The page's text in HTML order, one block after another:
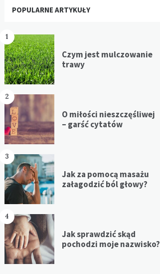
POPULARNE ARTYKUŁY
1
Czym jest mulczowanie
trawy
2
O miłości nieszczęśliwej
– garść cytatów
3
Jak za pomocą masażu
załagodzić ból głowy?
4
Jak sprawdzić skąd
pochodzi moje nazwisko?